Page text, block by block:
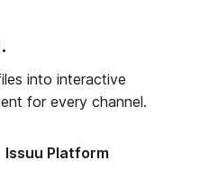
into interactive
for every channel.
Issuu Platform